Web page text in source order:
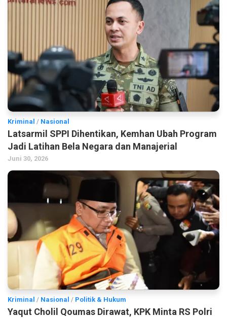
Kriminal / Nasional
Latsarmil SPPI Dihentikan, Kemhan Ubah Program
Jadi Latihan Bela Negara dan Manajerial
Juni 30, 2026
Kriminal / Nasional / Politik & Hukum
Yaqut Cholil Qoumas Dirawat, KPK Minta RS Polri